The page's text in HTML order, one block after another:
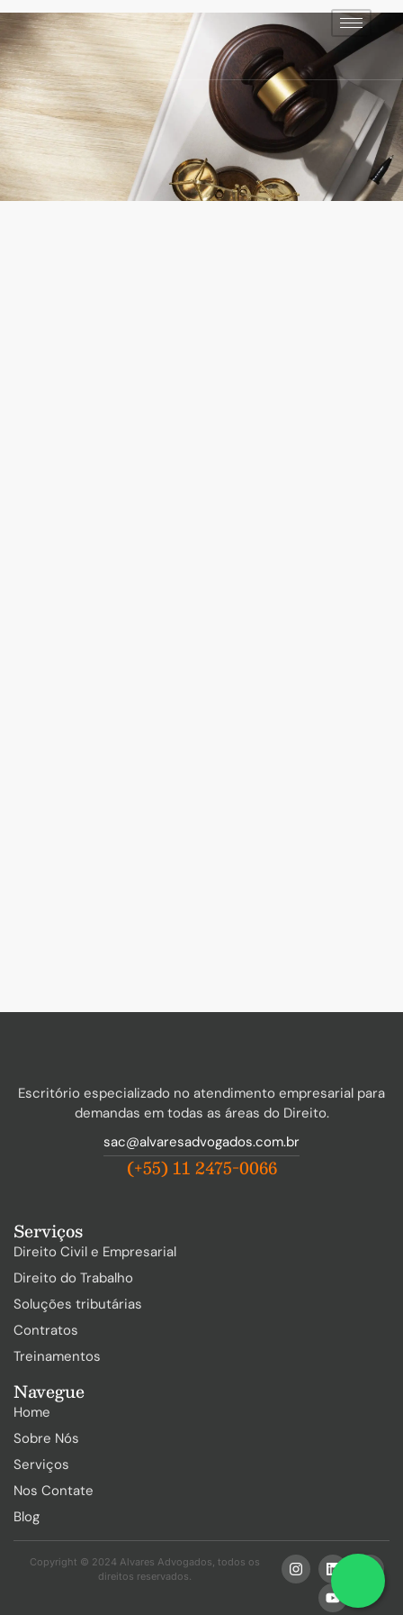
Escritório especializado no atendimento empresarial para
demandas em todas as áreas do Direito.
sac@alvaresadvogados.com.br
(+55) 11 2475-0066
Serviços
Direito Civil e Empresarial
Direito do Trabalho
Soluções tributárias
Contratos
Treinamentos
Navegue
Home
Sobre Nós
Serviços
Nos Contate
Blog
Copyright © 2024 Alvares Advogados, todos os
direitos reservados.